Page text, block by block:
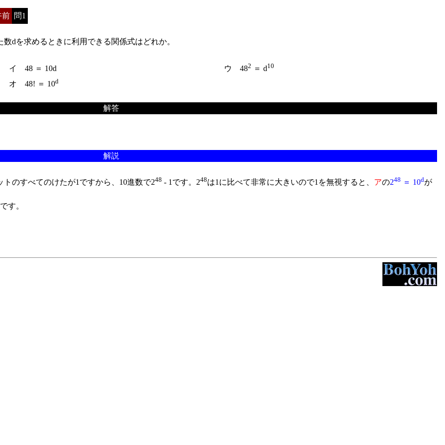
前 問1
dを求めるときに利用できる関係式はどれか。
イ 48 ＝ 10d ウ 482 ＝ d10
オ 48! ＝ 10d
解答
解説
のすべてのけたが1ですから、10進数で248 - 1です。248は1に比べて非常に大きいので1を無視すると、 アの248 ＝ 10dが
す。